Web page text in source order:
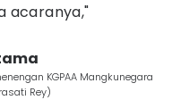
acaranya,"
KGPAA Mangkunegara
Rey)